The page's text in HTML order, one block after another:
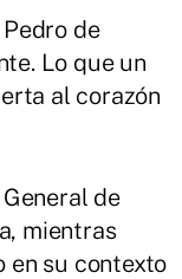
de
Lo que un
al corazón
de
mientras
su contexto